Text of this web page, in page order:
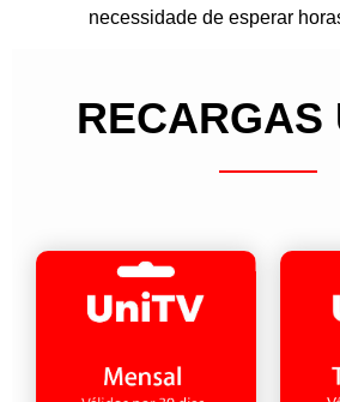
necessidade de esperar
RECARGAS